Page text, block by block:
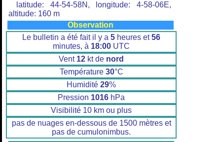
latitude: 44-54-58N, longitude: 4-58-06E,
altitude: 160 m
Observation
Le bulletin a été fait il y a 5 heures et56
minutes, à 18:00 UTC
Vent 12 kt de nord
Température 30°C
Humidité 29%
Pression 1016 hPa
Visibilité 10 km ou plus
pas de nuages en-dessous de 1500 mètres et
pas de cumulonimbus.